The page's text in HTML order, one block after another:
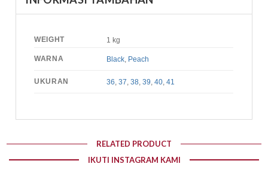
WEIGHT 1 kg
WARNA Black Peach
UKURAN 36 ,37 ,38 ,39 ,40 ,41
RELATED PRODUCT
IKUTI INSTAGRAM KAMI